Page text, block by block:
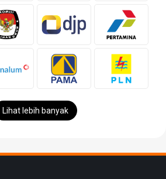
Lihat lebih banyak